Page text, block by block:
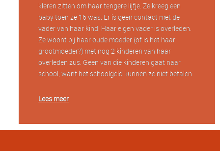
kleren zitten om haar tengere lijfje. Ze kreeg een
baby toen ze 16 was. Er is geen contact met de
vader van haar kind. Haar eigen vader is overleden.
Ze woont bij haar oude moeder (of is het haar
grootmoeder?) met nog 2 kinderen van haar
overleden zus. Geen van die kinderen gaat naar
school, want het schoolgeld kunnen ze niet betalen.
Lees meer